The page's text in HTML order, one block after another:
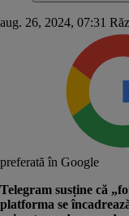
aug. 26, 2024, 07:31
preferată în Google
Telegram susține că
platforma se